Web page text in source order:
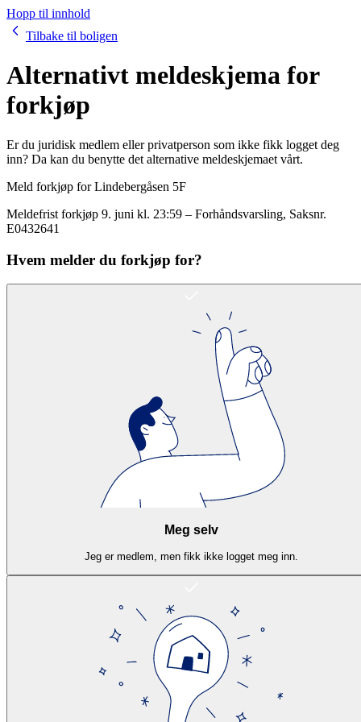
Hopp til innhold
Tilbake til boligen
Alternativt meldeskjema for
forkjøp
Er du juridisk medlem eller privatperson som ikke fikk logget deg
inn? Da kan du benytte det alternative meldeskjemaet vårt.
Meld forkjøp forLindebergåsen 5F
Meldefrist forkjøp 9. juni kl. 23:59 – Forhåndsvarsling, Saksnr.
E0432641
Hvem melder du forkjøp for?
Meg selv
Jeg er medlem, men fikk ikke logget meg inn.